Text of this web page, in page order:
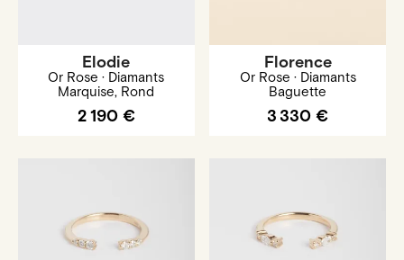
Elodie
Or Rose · Diamants
Marquise, Rond
2 190 €
Florence
Or Rose · Diamants
Baguette
3 330 €